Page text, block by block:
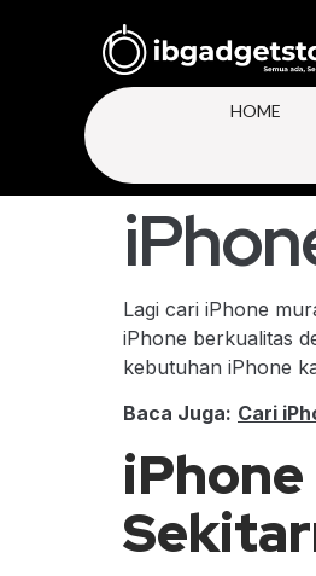
HOME
Lagi cari iPhone
iPhone berkualitas
kebutuhan iPhone
Baca Juga: Cari